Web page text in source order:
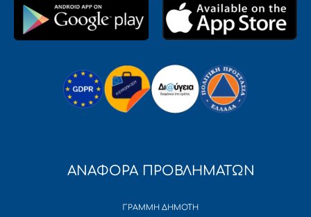
ΑΝΑΦΟΡΑ ΠΡΟΒΛΗΜΑΤΩΝ
ΓΡΑΜΜΗ ΔΗΜΟΤΗ